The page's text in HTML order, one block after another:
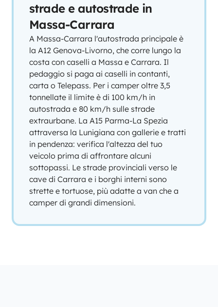
strade e autostrade in
Massa-Carrara
A Massa-Carrara l'autostrada principale è
la A12 Genova-Livorno, che corre lungo la
costa con caselli a Massa e Carrara. Il
pedaggio si paga ai caselli in contanti,
carta o Telepass. Per i camper oltre 3,5
tonnellate il limite è di 100 km/h in
autostrada e 80 km/h sulle strade
extraurbane. La A15 Parma-La Spezia
attraversa la Lunigiana con gallerie e tratti
in pendenza: verifica l'altezza del tuo
veicolo prima di affrontare alcuni
sottopassi. Le strade provinciali verso le
cave di Carrara e i borghi interni sono
strette e tortuose, più adatte a van che a
camper di grandi dimensioni.